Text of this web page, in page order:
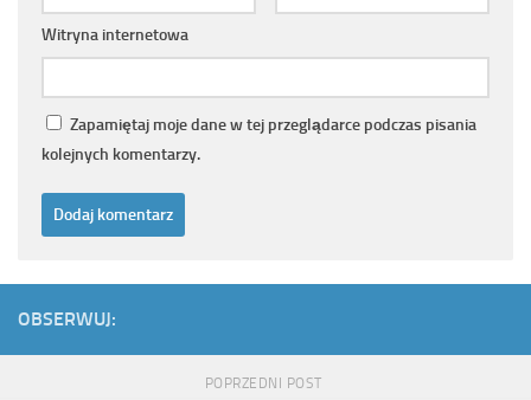
Witryna internetowa
Zapamiętaj moje dane w tej przeglądarce podczas pisania
kolejnych komentarzy.
OBSERWUJ:
POPRZEDNI POST